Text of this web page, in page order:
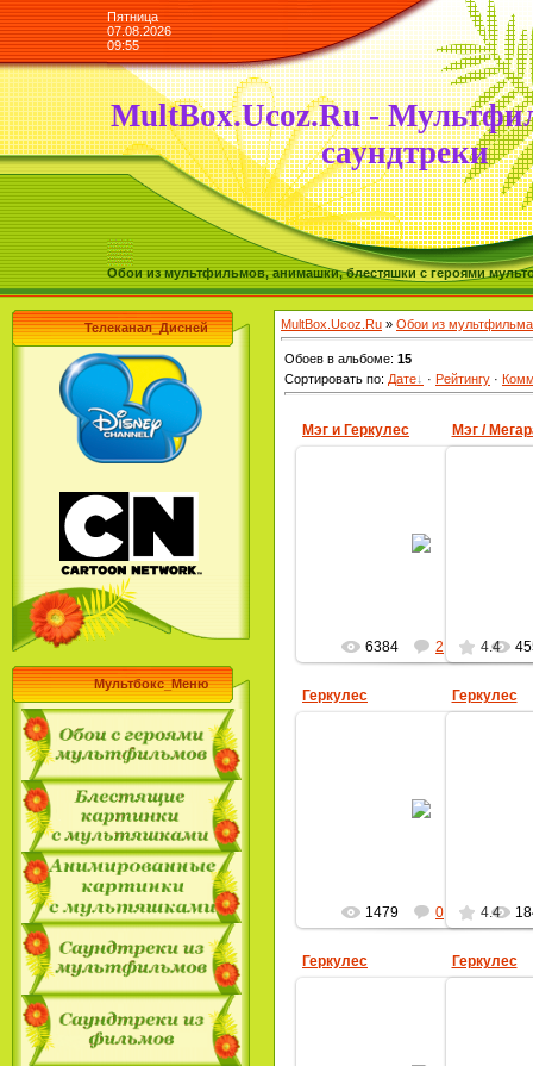
Пятница
07.08.2026
09:55
MultBox.Ucoz.Ru -
саундтреки
Обои из мультфильмов, анимашки, блестяшки с героями
Телеканал_Дисней
Мультбокс_Меню
MultBox.Ucoz.Ru » Обои из мультфильма
Обоев в альбоме: 15
Сортировать по: Дате · Рейтингу ·
Мэг и Геркулес
6384 2 4.4
Мэг /
Геркулес
1479 0 4.4
Геркулес
Геркулес Геркулес